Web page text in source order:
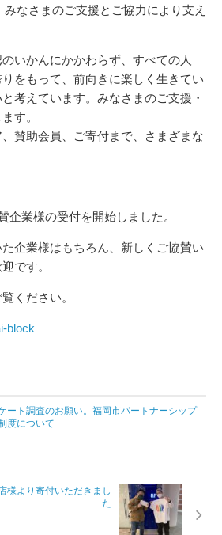
なさまのご支援とご協力により支え
いかんにかかわらず、すべての人
をもって、前向きに楽しく生きてい
考えています。みなさまのご支援・
す。
賛助会員、ご寄付まで、さまざまな
企業様の受付を開始しました。
企業様はもちろん、新しくご協賛い
です。
ください。
block
ート調査のお願い。福岡市パートナーシップ
度について
様より寄付いただきまし
た